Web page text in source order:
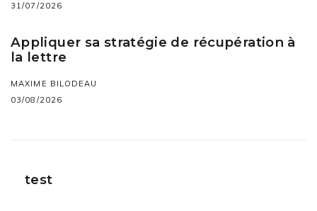
31/07/2026
Appliquer sa stratégie de récupération à
la lettre
MAXIME BILODEAU
03/08/2026
test